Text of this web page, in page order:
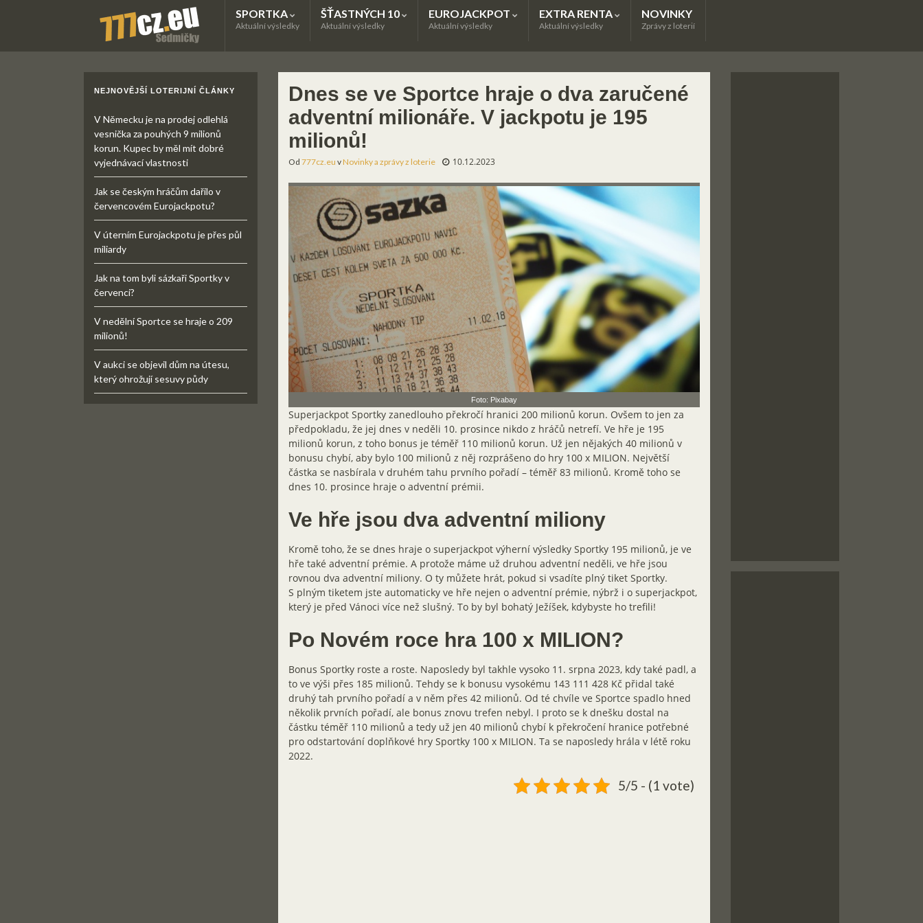
SPORTKA
Aktuální výsledky
ŠŤASTNÝCH 10
Aktuální výsledky
EUROJACKPOT
Aktuální výsledky
EXTRA RENTA
Aktuální výsledky
NOVINKY
Zprávy z loterií
Dnes se ve Sportce hraje o dva zaručené
adventní milionáře. V jackpotu je 195
milionů!
Od 777cz.eu vNovinky a zprávy z loterie 10.12.2023
Foto: Pixabay
Superjackpot Sportky zanedlouho překročí hranici 200 milionů korun. Ovšem to jen za
předpokladu, že jej dnes v neděli 10. prosince nikdo z hráčů netrefí. Ve hře je 195
milionů korun, z toho bonus je téměř 110 milionů korun. Už jen nějakých 40 milionů v
bonusu chybí, aby bylo 100 milionů z něj rozprášeno do hry 100 x MILION. Největší
částka se nasbírala v druhém tahu prvního pořadí – téměř 83 milionů. Kromě toho se
dnes 10. prosince hraje o adventní prémii.
Ve hře jsou dva adventní miliony
Kromě toho, že se dnes hraje o superjackpot výherní výsledky Sportky 195 milionů, je ve
hře také adventní prémie. A protože máme už druhou adventní neděli, ve hře jsou
rovnou dva adventní miliony. O ty můžete hrát, pokud si vsadíte plný tiket Sportky.
S plným tiketem jste automaticky ve hře nejen o adventní prémie, nýbrž i o superjackpot,
který je před Vánoci více než slušný. To by byl bohatý Ježíšek, kdybyste ho trefili!
Po Novém roce hra 100 x MILION?
Bonus Sportky roste a roste. Naposledy byl takhle vysoko 11. srpna 2023, kdy také padl, a
to ve výši přes 185 milionů. Tehdy se k bonusu vysokému 143 111 428 Kč přidal také
druhý tah prvního pořadí a v něm přes 42 milionů. Od té chvíle ve Sportce spadlo hned
několik prvních pořadí, ale bonus znovu trefen nebyl. I proto se k dnešku dostal na
částku téměř 110 milionů a tedy už jen 40 milionů chybí k překročení hranice potřebné
pro odstartování doplňkové hry Sportky 100 x MILION. Ta se naposledy hrála v létě roku
2022.
5/5 - (1 vote)
NEJNOVĚJŠÍ LOTERIJNÍ ČLÁNKY
V Německu je na prodej odlehlá
vesnička za pouhých 9 milionů
korun. Kupec by měl mít dobré
vyjednávací vlastnosti
Jak se českým hráčům dařilo v
červencovém Eurojackpotu?
V úterním Eurojackpotu je přes půl
miliardy
Jak na tom byli sázkaři Sportky v
červenci?
V nedělní Sportce se hraje o 209
milionů!
V aukci se objevil dům na útesu,
který ohrožují sesuvy půdy